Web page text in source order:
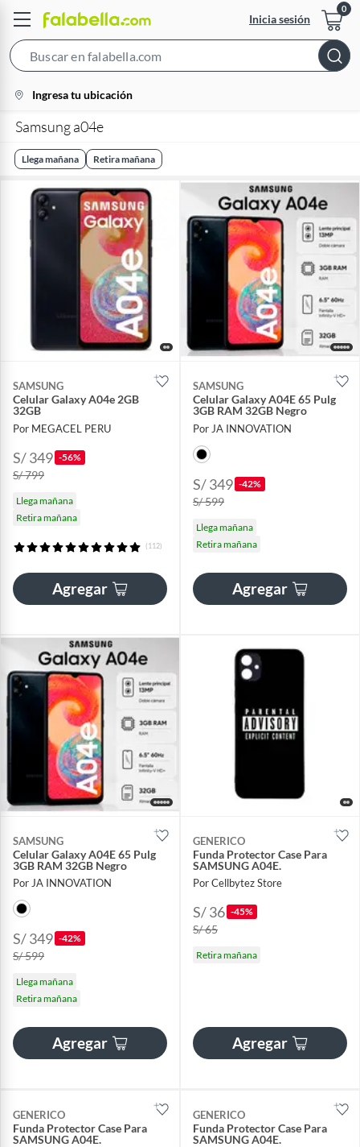
Inicia sesión
Bar
location-
icon
Ingresa tu ubicación
Samsung a04e
Llega mañana Retira mañana
SAMSUNG
Celular Galaxy A04e 2GB
32GB
Por MEGACEL PERU
S/ 349 -56%
S/ 799
Llega mañana
Retira mañana
(112)
Agregar
SAMSUNG
Celular Galaxy A04E 65 Pulg
3GB RAM 32GB Negro
Por JA INNOVATION
S/ 349 -42%
S/ 599
Llega mañana
Retira mañana
Agregar
SAMSUNG
Celular Galaxy A04E 65 Pulg
3GB RAM 32GB Negro
Por JA INNOVATION
S/ 349 -42%
S/ 599
Llega mañana
Retira mañana
Agregar
GENERICO
Funda Protector Case Para
SAMSUNG A04E.
Por Cellbytez Store
S/ 36 -45%
S/ 65
Retira mañana
Agregar
GENERICO
Funda Protector Case Para
SAMSUNG A04E.
GENERICO
Funda Protector Case Para
SAMSUNG A04E.